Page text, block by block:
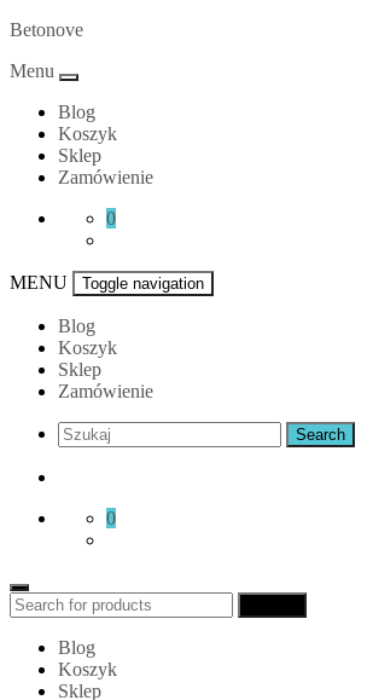
Skip
content
Betonove
Menu
Blog
Koszyk
Sklep
Zamówienie
0
MENU Toggle navigation
Blog
Koszyk
Sklep
Zamówienie
0
Search
for:
Blog
Koszyk
Sklep